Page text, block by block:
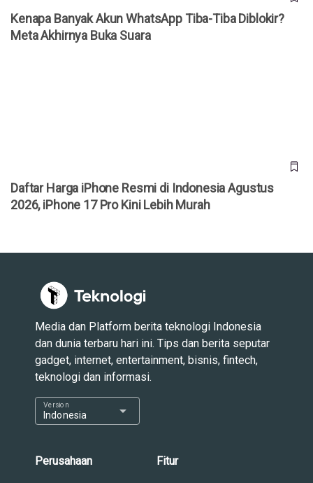
Kenapa Banyak Akun WhatsApp Tiba-Tiba Diblokir?
Meta Akhirnya Buka Suara
Daftar Harga iPhone Resmi di Indonesia Agustus
2026, iPhone 17 Pro Kini Lebih Murah
Media dan Platform berita teknologi Indonesia
dan dunia terbaru hari ini. Tips dan berita seputar
gadget, internet, entertainment, bisnis, fintech,
teknologi dan informasi.
Indonesia
Version arrow_drop_down
Perusahaan Fitur